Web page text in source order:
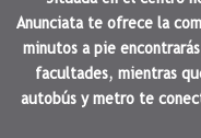
Anunciata te ofrece la
minutos a pie
facultades, mientras
autobús y metro te